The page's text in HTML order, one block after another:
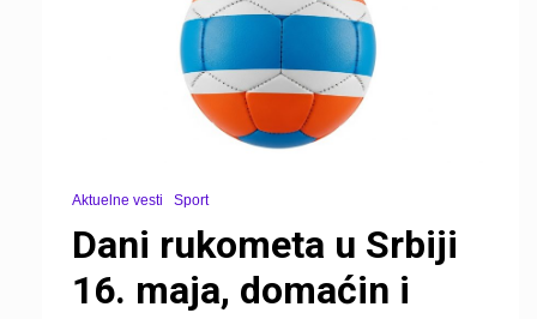
Aktuelne vesti Sport
Dani rukometa u Srbiji
16. maja, domaćin i